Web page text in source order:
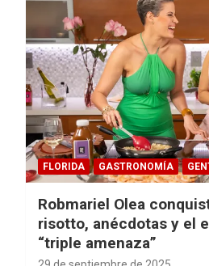
FLORIDA GASTRONOMÍA
Robmariel Olea
risotto, anécdotas y el
“triple amenaza”